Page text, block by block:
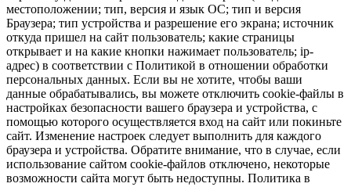
местоположении; тип, версия и язык ОС; тип и версия
Браузера; тип устройства и разрешение его экрана; источник
откуда пришел на сайт пользователь; какие страницы
открывает и на какие кнопки нажимает пользователь; ip-
адрес) в соответствии с Политикой в отношении обработки
персональных данных. Если вы не хотите, чтобы ваши
данные обрабатывались, вы можете отключить cookie-файлы в
настройках безопасности вашего браузера и устройства, с
помощью которого осуществляется вход на сайт или покиньте
сайт. Изменение настроек следует выполнить для каждого
браузера и устройства. Обратите внимание, что в случае, если
использование сайтом cookie-файлов отключено, некоторые
возможности сайта могут быть недоступны. Политика в